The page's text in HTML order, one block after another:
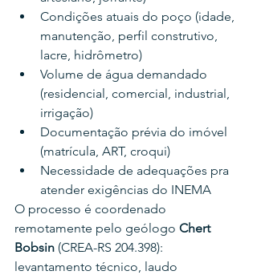
Condições atuais do poço (idade,
manutenção, perfil construtivo,
lacre, hidrômetro)
Volume de água demandado
(residencial, comercial, industrial,
irrigação)
Documentação prévia do imóvel
(matrícula, ART, croqui)
Necessidade de adequações pra
atender exigências do INEMA
O processo é coordenado
remotamente pelo geólogo Chert
Bobsin (CREA-RS 204.398):
levantamento técnico, laudo